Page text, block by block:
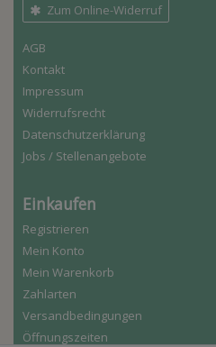
Zum Online-Widerruf
AGB
Kontakt
Impressum
Widerrufs­recht
Daten­schutz­erklärung
Jobs / Stellenangebote
Einkaufen
Registrieren
Mein Konto
Mein Warenkorb
Zahlarten
Versandbedingungen
Öffnungszeiten